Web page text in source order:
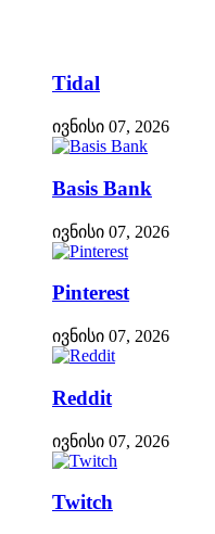
Tidal
ივნისი 07, 2026
Basis Bank
ივნისი 07, 2026
Pinterest
ივნისი 07, 2026
Reddit
ივნისი 07, 2026
Twitch